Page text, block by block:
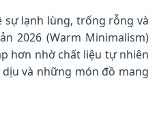
sự lạnh lùng, trống rỗng và
2026 (Warm Minimalism)
hơn nhờ chất liệu tự nhiên
và những món đồ mang